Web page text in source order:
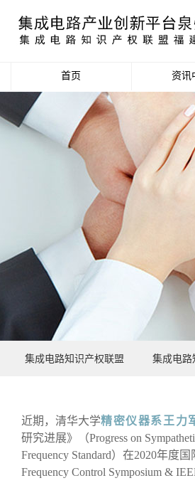
首页 资讯
产业
政策
活动
项目申
集成电路知识产权联盟 集成电路
近期，清华大学精密仪器系 王力
研究进展》（Progress on
Frequency Standard）在2020年度
Frequency Control Symposium &